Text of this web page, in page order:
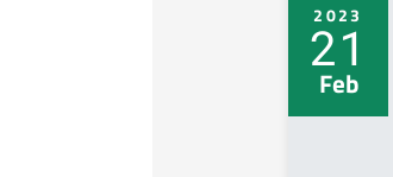
2023
21
Feb